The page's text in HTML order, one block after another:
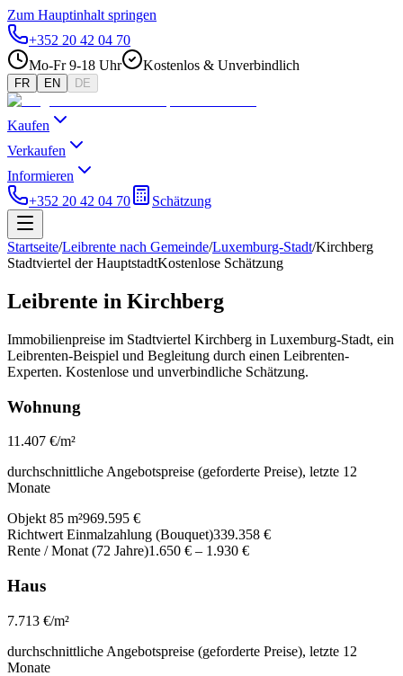
Zum Hauptinhalt springen
+352 20 42 04 70
Mo-Fr 9-18 Uhr
Kostenlos & Unverbindlich
FR EN DE
Kaufen
Verkaufen
Informieren
+352 20 42 04 70
Schätzung
Startseite/Leibrente nach Gemeinde/Luxemburg-Stadt/Kirchberg
Stadtviertel der HauptstadtKostenlose Schätzung
Leibrente in Kirchberg
Immobilienpreise im Stadtviertel Kirchberg in Luxemburg-Stadt, ein
Leibrenten-Beispiel und Begleitung durch einen Leibrenten-
Experten. Kostenlose und unverbindliche Schätzung.
Wohnung
11.407 €/m²
durchschnittliche Angebotspreise (geforderte Preise), letzte 12
Monate
Objekt 85 m²969.595 €
Richtwert Einmalzahlung (Bouquet)339.358 €
Rente / Monat (72 Jahre)1.650 € – 1.930 €
Haus
7.713 €/m²
durchschnittliche Angebotspreise (geforderte Preise), letzte 12
Monate